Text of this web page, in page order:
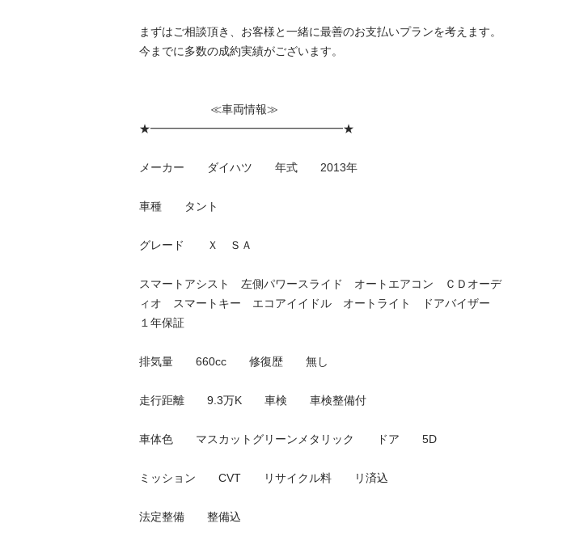
まずはご相談頂き、お客様と一緒に最善のお支払いプランを考えます。
今までに多数の成約実績がございます。
≪車両情報≫
★━━━━━━━━━━━━━━━━━★
メーカー　　ダイハツ　　年式　　2013年
車種　　タント
グレード　　Ｘ　ＳＡ
スマートアシスト　左側パワースライド　オートエアコン　ＣＤオーデ
ィオ　スマートキー　エコアイイドル　オートライト　ドアバイザー
１年保証
排気量　　660cc　　修復歴　　無し
走行距離　　9.3万K　　車検　　車検整備付
車体色　　マスカットグリーンメタリック　　ドア　　5D
ミッション　　CVT　　リサイクル料　　リ済込
法定整備　　整備込